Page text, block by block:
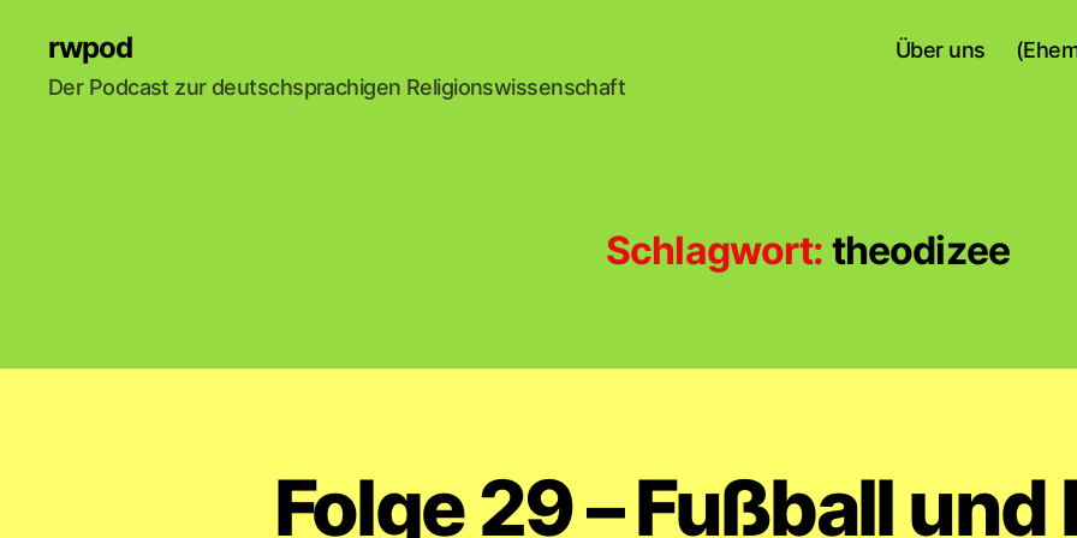
rwpod
Der Podcast zur deutschsprachigen Religionswissenschaft
Über uns
Schlagwort: theodizee
Folge 29 – Fußball und